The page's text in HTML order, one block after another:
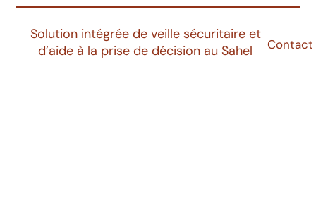
Solution intégrée de veille sécuritaire et
d’aide à la prise de décision au Sahel
Contact